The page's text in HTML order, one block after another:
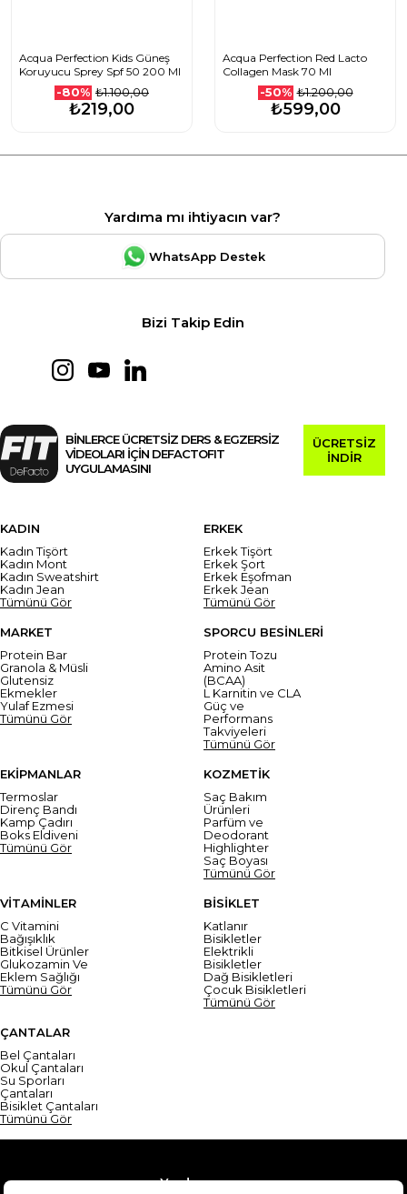
Acqua Perfection Kids Güneş
Koruyucu Sprey Spf 50 200 Ml
-80% ₺1.100,00
₺219,00
Acqua Perfection Red Lacto
Collagen Mask 70 Ml
-50% ₺1.200,00
₺599,00
Yardıma mı ihtiyacın var?
WhatsApp Destek
Bizi Takip Edin
BİNLERCE ÜCRETSİZ DERS & EGZERSİZ
VİDEOLARI İÇİN DEFACTOFIT
UYGULAMASINI
ÜCRETSİZ
İNDİR
KADIN
Kadın Tişört
Kadın Mont
Kadın Sweatshirt
Kadın Jean
Tümünü Gör
ERKEK
Erkek Tişört
Erkek Şort
Erkek Eşofman
Erkek Jean
Tümünü Gör
MARKET
Protein Bar
Granola & Müsli
Glutensiz
Ekmekler
Yulaf Ezmesi
Tümünü Gör
SPORCU BESİNLERİ
Protein Tozu
Amino Asit
(BCAA)
L Karnitin ve CLA
Güç ve
Performans
Takviyeleri
Tümünü Gör
EKİPMANLAR
Termoslar
Direnç Bandı
Kamp Çadırı
Boks Eldiveni
Tümünü Gör
KOZMETİK
Saç Bakım
Ürünleri
Parfüm ve
Deodorant
Highlighter
Saç Boyası
Tümünü Gör
VİTAMİNLER
C Vitamini
Bağışıklık
Bitkisel Ürünler
Glukozamin Ve
Eklem Sağlığı
Tümünü Gör
BİSİKLET
Katlanır
Bisikletler
Elektrikli
Bisikletler
Dağ Bisikletleri
Çocuk Bisikletleri
Tümünü Gör
ÇANTALAR
Bel Çantaları
Okul Çantaları
Su Sporları
Çantaları
Bisiklet Çantaları
Tümünü Gör
Yardım